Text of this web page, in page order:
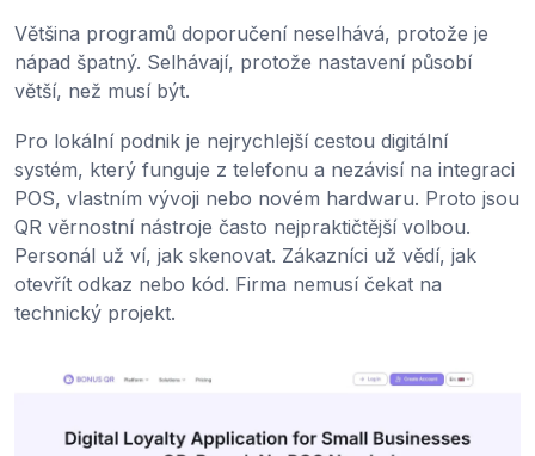
Většina programů doporučení neselhává, protože je
nápad špatný. Selhávají, protože nastavení působí
větší, než musí být.
Pro lokální podnik je nejrychlejší cestou digitální
systém, který funguje z telefonu a nezávisí na integraci
POS, vlastním vývoji nebo novém hardwaru. Proto jsou
QR věrnostní nástroje často nejpraktičtější volbou.
Personál už ví, jak skenovat. Zákazníci už vědí, jak
otevřít odkaz nebo kód. Firma nemusí čekat na
technický projekt.